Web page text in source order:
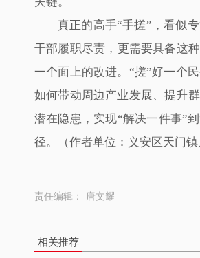
真正的高手“手搓”，看似
干部履职尽责，更需要具备这
一个面上的改进。“搓”好一个
如何带动周边产业发展、提升
潜在隐患，实现“解决一件事”
径。（作者单位：义安区天门镇
责任编辑： 唐文耀
相关推荐